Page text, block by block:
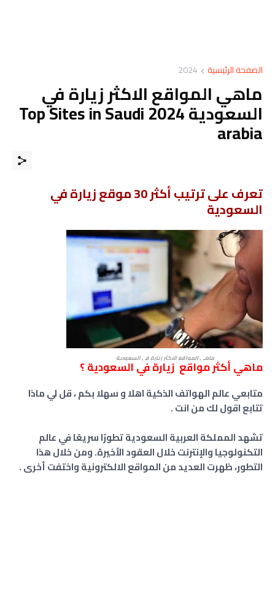
الصفحة الرئيسية 2024
ماهي المواقع الاكثر زيارة في
السعودية 2024 Top Sites in Saudi
arabia
تعرف على ترتيب أكثر 30 موقع زيارة في
السعودية
ماهي المواقع الاكثر زيارة في السعودية
ماهي أكثر مواقع زيارة في السعودية ؟
متابعي عالم الهواتف الذكية اهلا و سهلا بكم ، قل لي ماذا
تتابع اقول لك من انت .
تشهد المملكة العربية السعودية تطورًا سريعًا في عالم
التكنولوجيا والإنترنت خلال العقود الأخيرة. ومن خلال هذا
التطور، ظهرت العديد من المواقع الالكترونية واختفت أخرى .